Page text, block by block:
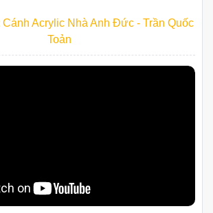
Cánh Acrylic Nhà Anh Đức - Trần Quốc
Toản